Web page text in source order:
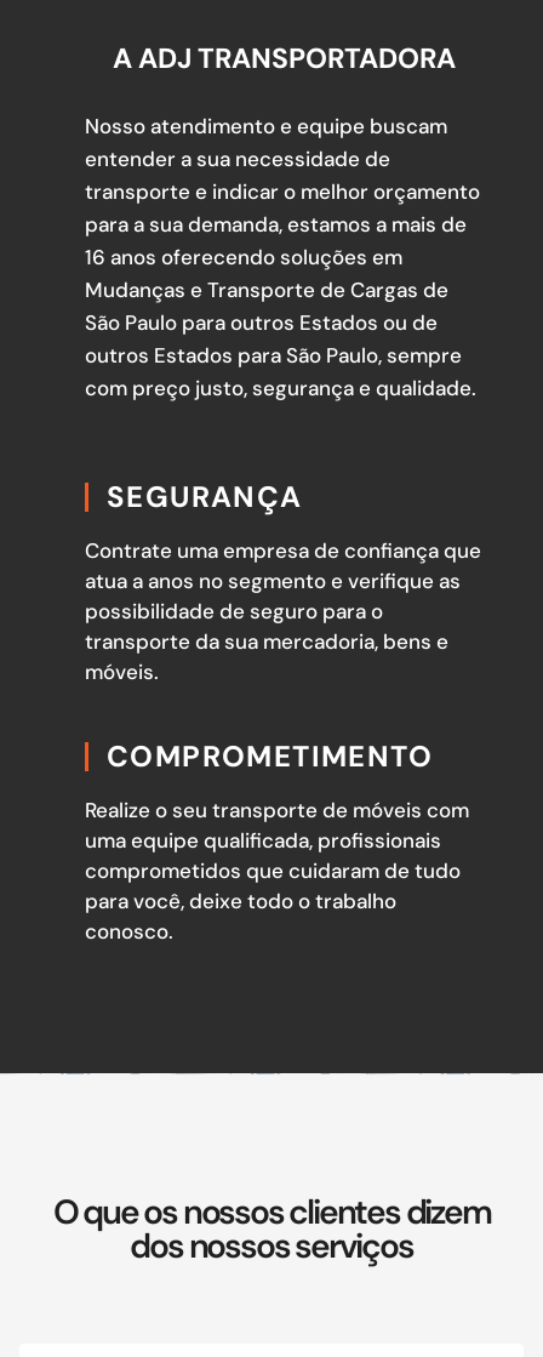
A ADJ TRANSPORTADORA
Nosso atendimento e equipe buscam
entender a sua necessidade de
transporte e indicar o melhor orçamento
para a sua demanda, estamos a mais de
16 anos oferecendo soluções em
Mudanças e Transporte de Cargas de
São Paulo para outros Estados ou de
outros Estados para São Paulo, sempre
com preço justo, segurança e qualidade.
SEGURANÇA
Contrate uma empresa de confiança que
atua a anos no segmento e verifique as
possibilidade de seguro para o
transporte da sua mercadoria, bens e
móveis.
COMPROMETIMENTO
Realize o seu transporte de móveis com
uma equipe qualificada, profissionais
comprometidos que cuidaram de tudo
para você, deixe todo o trabalho
conosco.
O que os nossos clientes dizem
dos nossos serviços